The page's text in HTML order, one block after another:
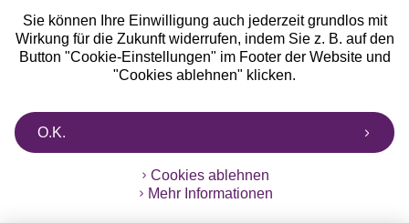
Sie können Ihre Einwilligung auch jederzeit grundlos mit
Wirkung für die Zukunft widerrufen, indem Sie z. B. auf den
Button "Cookie-Einstellungen" im Footer der Website und
"Cookies ablehnen" klicken.
O.K.
Cookies ablehnen
Mehr Informationen